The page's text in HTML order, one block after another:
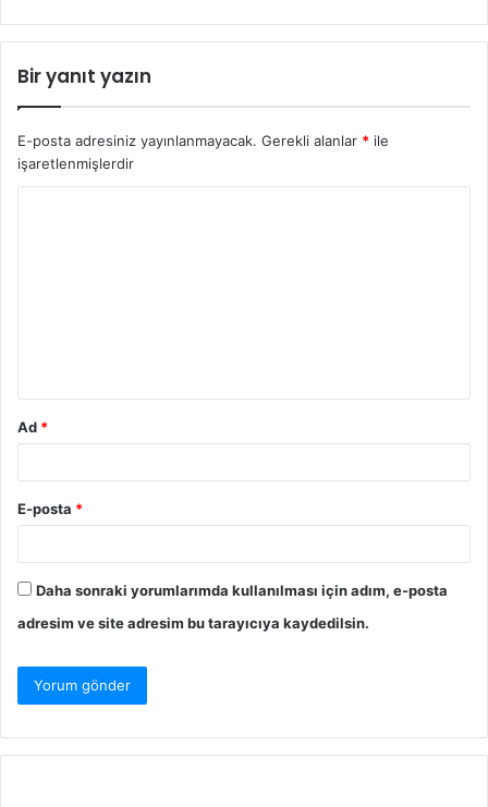
Bir yanıt yazın
E-posta adresiniz yayınlanmayacak. Gerekli alanlar * ile
işaretlenmişlerdir
Ad *
E-posta *
Daha sonraki yorumlarımda kullanılması için adım, e-posta
adresim ve site adresim bu tarayıcıya kaydedilsin.